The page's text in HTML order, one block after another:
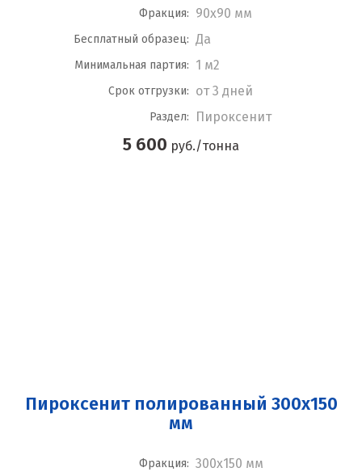
Фракция: 90x90 мм
Бесплатный образец: Да
Минимальная партия: 1 м2
Срок отгрузки: от 3 дней
Раздел: Пироксенит
5 600 руб./тонна
Пироксенит полированный 300x150
мм
Фракция: 300x150 мм